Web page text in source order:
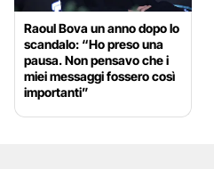
Raoul Bova un anno dopo lo
scandalo: “Ho preso una
pausa. Non pensavo che i
miei messaggi fossero così
importanti”